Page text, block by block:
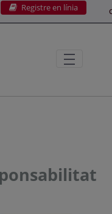
Registre en línia